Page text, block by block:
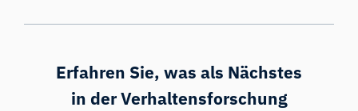
Erfahren Sie, was als Nächstes
in der Verhaltensforschung